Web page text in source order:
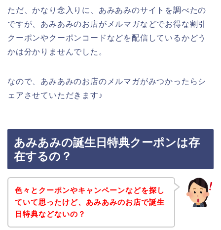
ただ、かなり念入りに、あみあみのサイトを調べたの
ですが、あみあみのお店がメルマガなどでお得な割引
クーポンやクーポンコードなどを配信しているかどう
かは分かりませんでした。
なので、あみあみのお店のメルマガがみつかったらシ
ェアさせていただきます♪
あみあみの誕生日特典クーポンは存
在するの？
色々とクーポンやキャンペーンなどを探し
ていて思ったけど、あみあみのお店で誕生
日特典などないの？